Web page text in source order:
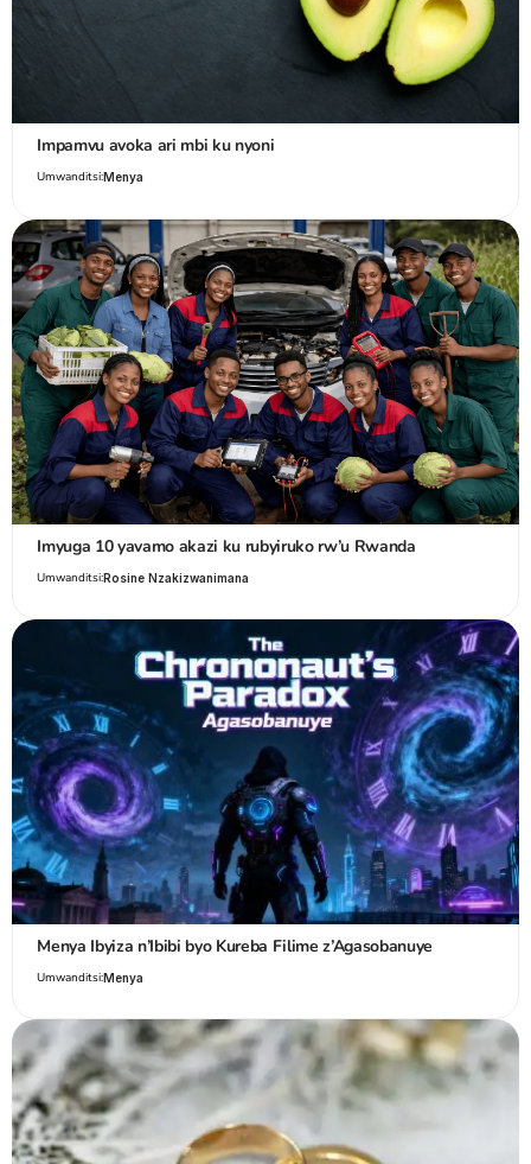
Impamvu avoka ari mbi ku nyoni
Umwanditsi:Menya
Imyuga 10 yavamo akazi ku rubyiruko rw’u Rwanda
Umwanditsi:Rosine Nzakizwanimana
Menya Ibyiza n’Ibibi byo Kureba Filime z’Agasobanuye
Umwanditsi:Menya